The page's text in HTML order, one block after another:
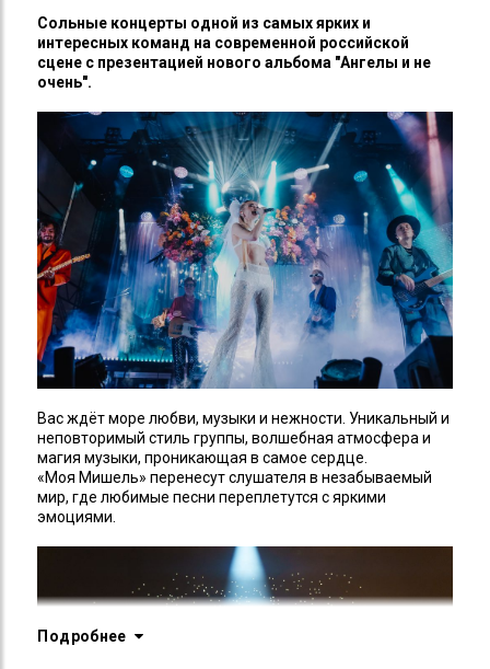
Вас ждёт море любви, музыки и нежности.
Уникальный и неповторимый стиль группы,
волшебная атмосфера и магия музыки,
проникающая в самое сердце.
незабываемый мир, где любимые песни
переплетутся с яркими эмоциями.
Каждое выступление «Моя Мишель» – это
всегда ярко, смело, честно, стильно и
запредельно красиво.
12+
Сольные концерты одной из самых ярких и
интересных команд на современной российской
сцене с презентацией нового альбома "Ангелы и не
очень".
Вас ждёт море любви, музыки и нежности. Уникальный и
неповторимый стиль группы, волшебная атмосфера и
магия музыки, проникающая в самое сердце.
«Моя Мишель» перенесут слушателя в незабываемый
мир, где любимые песни переплетутся с яркими
эмоциями.
Подробнее